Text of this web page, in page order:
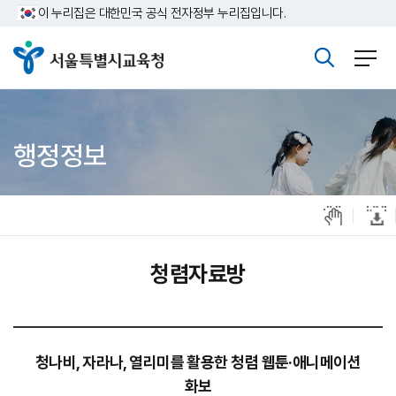
주메뉴바로가기
본문바로가기
이 누리집은 대한민국 공식 전자정부 누리집입니다.
행정정보
청렴자료방
청나비, 자라나, 열리미를 활용한 청렴 웹툰·애니메이션
화보